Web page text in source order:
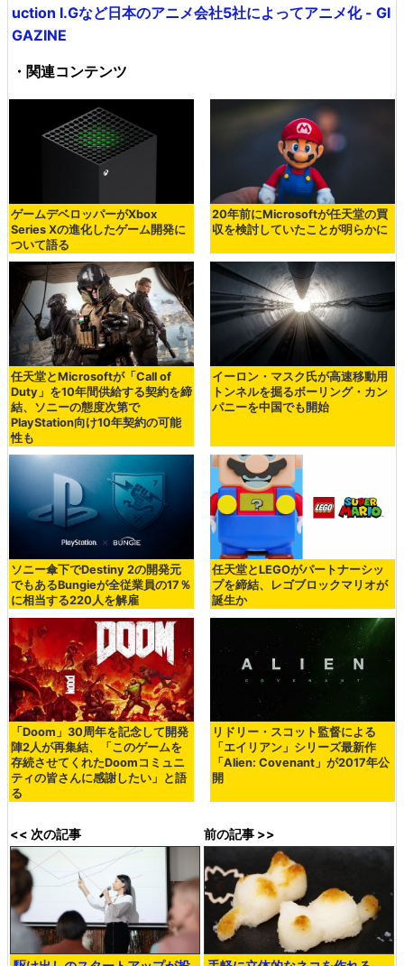
uction I.Gなど日本のアニメ会社5社によってアニメ化 - GI
GAZINE
・関連コンテンツ
ゲームデベロッパーがXbox
Series Xの進化したゲーム開発に
ついて語る
20年前にMicrosoftが任天堂の買
収を検討していたことが明らかに
任天堂とMicrosoftが「Call of
Duty」を10年間供給する契約を締
結、ソニーの態度次第で
PlayStation向け10年契約の可能
性も
イーロン・マスク氏が高速移動用
トンネルを掘るボーリング・カン
パニーを中国でも開始
ソニー傘下でDestiny 2の開発元
でもあるBungieが全従業員の17％
に相当する220人を解雇
任天堂とLEGOがパートナーシッ
プを締結、レゴブロックマリオが
誕生か
「Doom」30周年を記念して開発
陣2人が再集結、「このゲームを
存続させてくれたDoomコミュニ
ティの皆さんに感謝したい」と語
る
リドリー・スコット監督による
「エイリアン」シリーズ最新作
「Alien: Covenant」が2017年公
開
<< 次の記事 前の記事 >>